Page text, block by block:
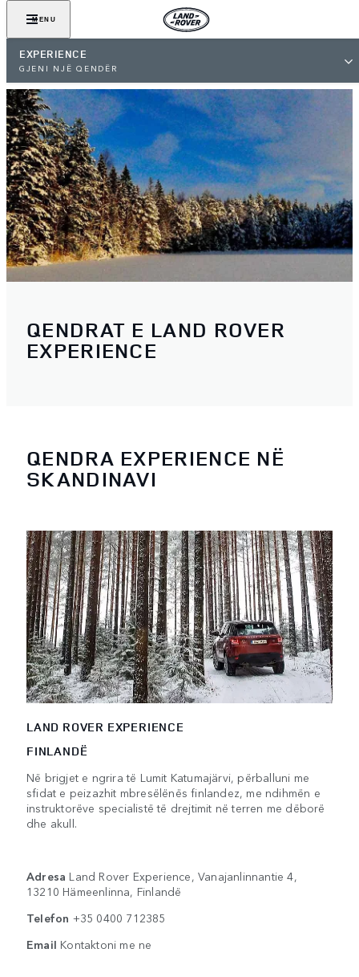
MENU
EXPERIENCE
GJENI NJË QENDËR
QENDRAT E LAND ROVER
EXPERIENCE
QENDRA EXPERIENCE NË
SKANDINAVI
LAND ROVER EXPERIENCE
FINLANDË
Në brigjet e ngrira të Lumit Katumajärvi, përballuni me
sfidat e peizazhit mbresëlënës finlandez, me ndihmën e
instruktorëve specialistë të drejtimit në terren me dëborë
dhe akull.
Adresa Land Rover Experience, Vanajanlinnantie 4,
13210 Hämeenlinna, Finlandë
Telefon +35 0400 712385
Email Kontaktoni me ne